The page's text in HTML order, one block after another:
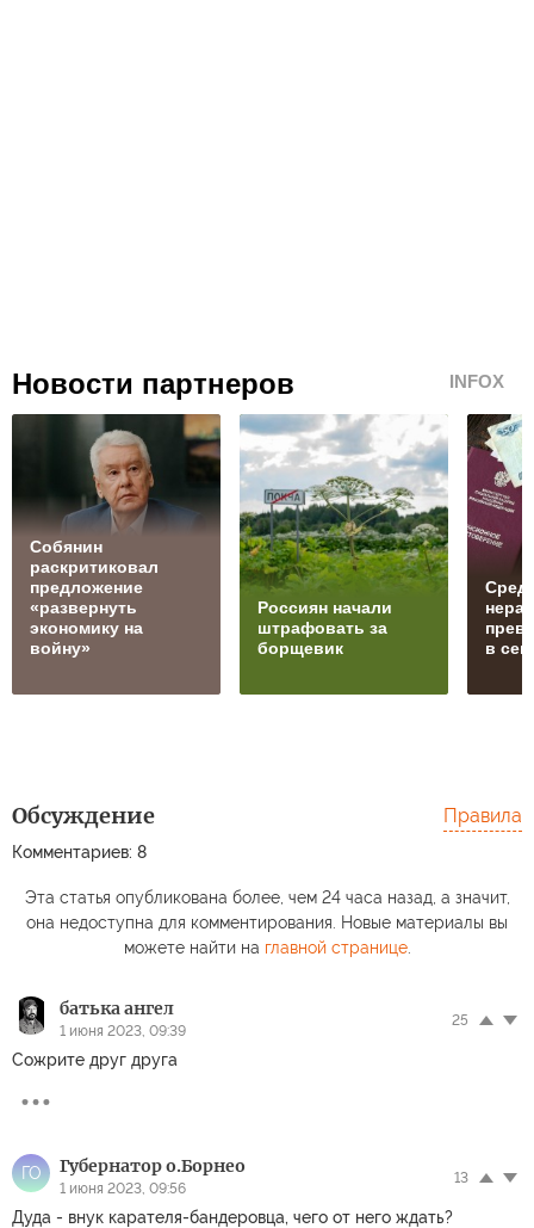
Новости партнеров INFOX
Собянин
раскритиковал
предложение
«развернуть
экономику на
войну»
Россиян начали
штрафовать за
борщевик
в
Обсуждение
Комментариев: 8
Правила
Эта статья опубликована более, чем 24 часа назад, а значит,
она недоступна для комментирования. Новые материалы вы
можете найти на главной странице.
батька ангел
1 июня 2023, 09:39
25
Сожрите друг друга
ГО Губернатор о.Борнео
1 июня 2023, 09:56
13
Дуда - внук карателя-бандеровца, чего от него ждать?